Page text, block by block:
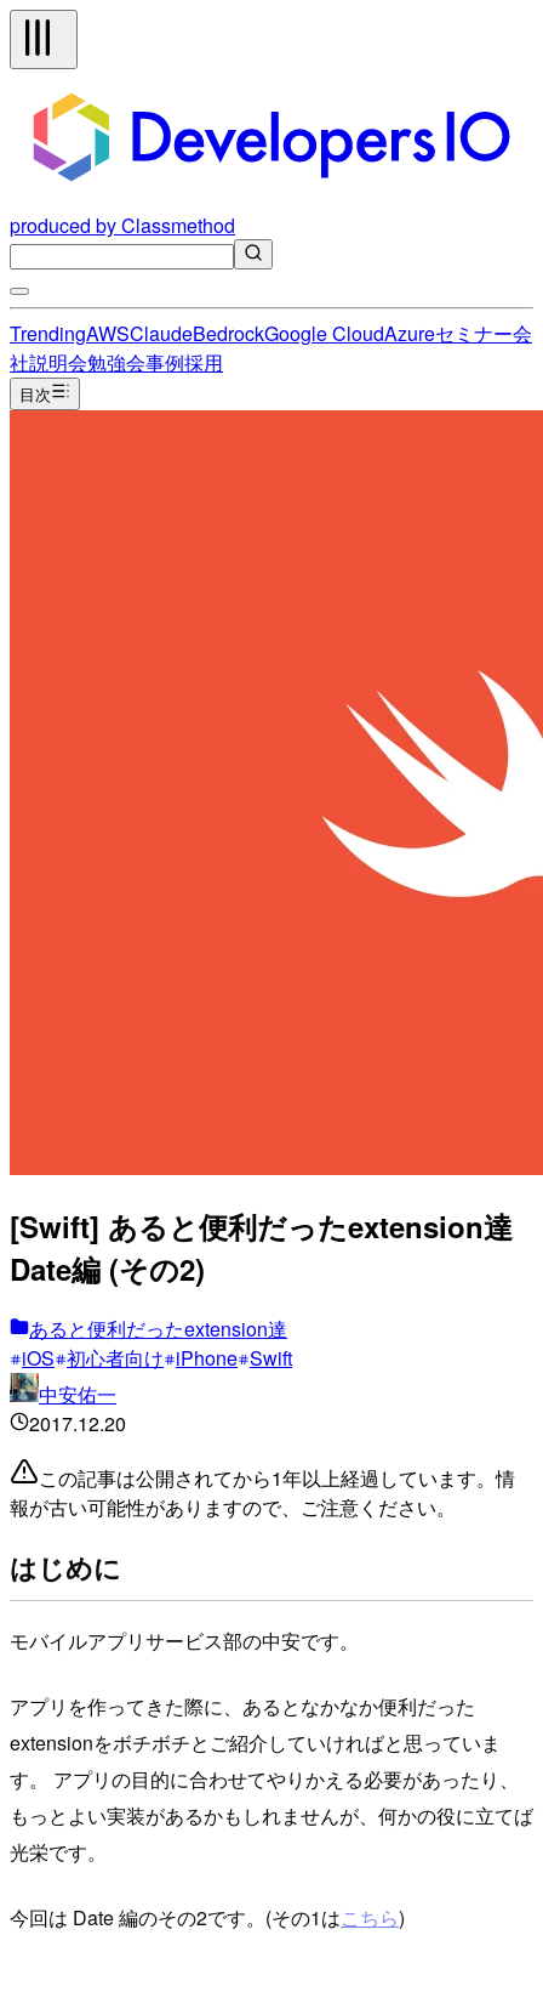
produced by Classmethod
TrendingAWSClaudeBedrockGoogle CloudAzureセミナー会
社説明会勉強会事例採用
目次
[Swift] あると便利だったextension達
Date編 (その2)
あると便利だったextension達
iOS 初心者向け iPhone Swift
中安佑一
2017.12.20
この記事は公開されてから1年以上経過しています。情
報が古い可能性がありますので、ご注意ください。
はじめに
モバイルアプリサービス部の中安です。
アプリを作ってきた際に、あるとなかなか便利だった
extensionをボチボチとご紹介していければと思っていま
す。 アプリの目的に合わせてやりかえる必要があったり、
もっとよい実装があるかもしれませんが、何かの役に立てば
光栄です。
今回は Date 編のその2です。(その1はこちら)